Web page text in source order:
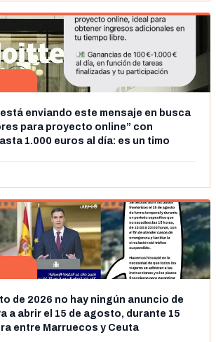
enviando este mensaje en busca
para proyecto online” con
1.000 euros al día: es un timo
de 2026 no hay ningún anuncio de
a abrir el 15 de agosto, durante 15
entre Marruecos y Ceuta